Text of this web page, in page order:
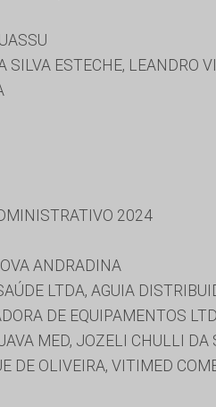
SILVA ESTECHE, LEANDRO
2024
ANDRADINA
LTDA, AGUIA
DE EQUIPAMENTOS
MED, JOZELI CHULLI
DE OLIVEIRA, VITIMED